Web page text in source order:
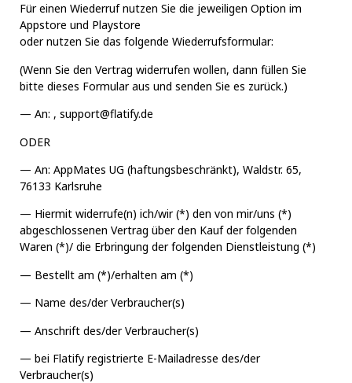
Für einen Wiederruf nutzen Sie die jeweiligen Option im
Appstore und Playstore
oder nutzen Sie das folgende Wiederrufsformular:
(Wenn Sie den Vertrag widerrufen wollen, dann füllen Sie
bitte dieses Formular aus und senden Sie es zurück.)
— An: , support@flatify.de
ODER
— An: AppMates UG (haftungsbeschränkt), Waldstr. 65,
76133 Karlsruhe
— Hiermit widerrufe(n) ich/wir (*) den von mir/uns (*)
abgeschlossenen Vertrag über den Kauf der folgenden
Waren (*)/ die Erbringung der folgenden Dienstleistung (*)
— Bestellt am (*)/erhalten am (*)
— Name des/der Verbraucher(s)
— Anschrift des/der Verbraucher(s)
— bei Flatify registrierte E-Mailadresse des/der
Verbraucher(s)